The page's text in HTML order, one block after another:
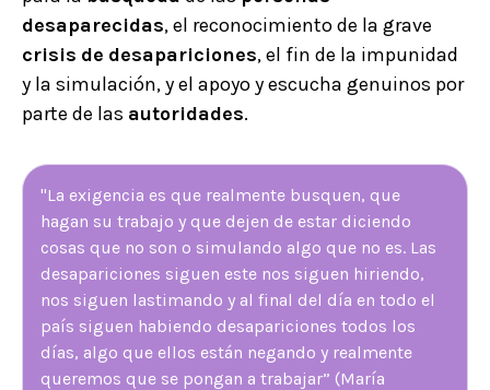
desaparecidas, el reconocimiento de la grave
crisis de desapariciones, el fin de la impunidad
y la simulación, y el apoyo y escucha genuinos por
parte de las autoridades.
"La exigencia es que realmente busquen, que
hagan su trabajo y que dejen de estar diciendo
cosas que no son o simulando algo que no es. Las
desapariciones siguen este nos siguen hiriendo,
nos siguen lastimando y al final del día en todo el
país siguen habiendo desapariciones todos los
días, algo que ellos están negando y realmente
queremos que se pongan a trabajar” (María